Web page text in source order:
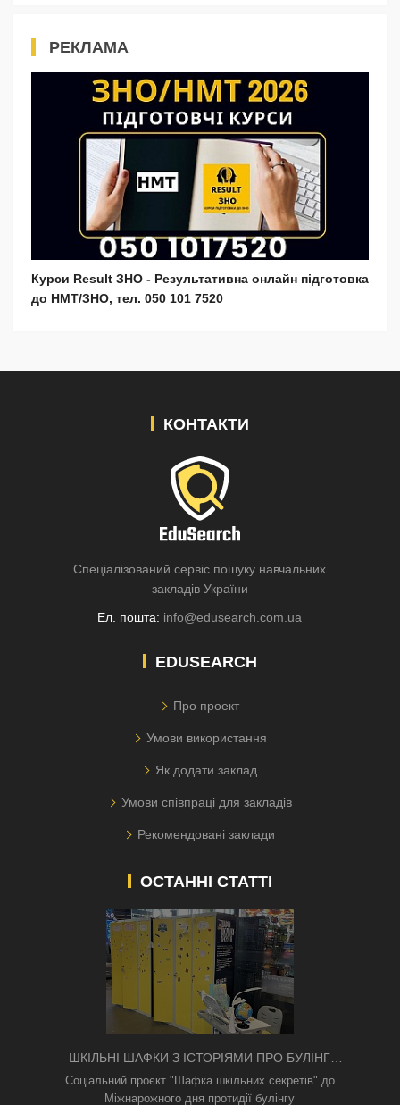
РЕКЛАМА
Курси Result ЗНО - Результативна онлайн підготовка
до НМТ/ЗНО, тел. 050 101 7520
КОНТАКТИ
Спеціалізований сервіс пошуку навчальних
закладів України
Ел. пошта: info@edusearch.com.ua
EDUSEARCH
Про проект
Умови використання
Як додати заклад
Умови співпраці для закладів
Рекомендовані заклади
ОСТАННІ СТАТТІ
ШКІЛЬНІ ШАФКИ З ІСТОРІЯМИ ПРО БУЛІНГ
З'ЯВИЛИСЯ В КИЄВІ
Соціальний проєкт "Шафка шкільних секретів" до
Міжнарожного дня протидії булінгу